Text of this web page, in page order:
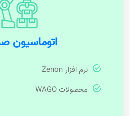
اتوماسیون
نرم افزار Zenon
محصولات WAGO